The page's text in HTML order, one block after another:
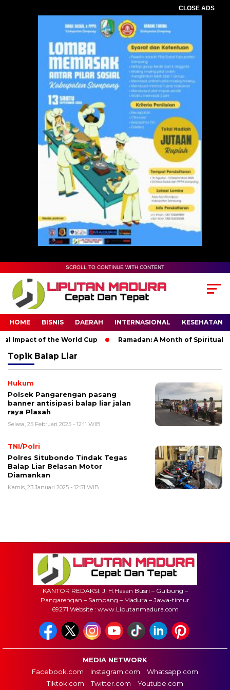
CLOSE ADS
SCROLL TO CONTINUE WITH CONTENT
HOME BISNIS DAERAH INTERNASIONAL KESEHATAN
Impact of the World Cup Ramadan: A Month of Spiritual
Topik Balap Liar
Hukum
Polsek Pangarengan pasang
banner antisipasi balap liar jalan
raya Plasah
Selasa, 25 Februari 2025 - 12:11 WIB
TNI/Polri
Polres Situbondo Tindak Tegas
Balap Liar Belasan Motor
Diamankan
Kamis, 23 Januari 2025 - 12:51 WIB
KANTOR REDAKSI: Jl H.Hasan Busri – Gulbung –
Pangarengan – Sampang – Madura – Jawa-timur
69271 Website : www.Liputanmadura.com
MEDIA NETWORK
Facebook.com
Instagram.com
Whatsapp.com
Tiktok.com
Twitter.com Youtube.com